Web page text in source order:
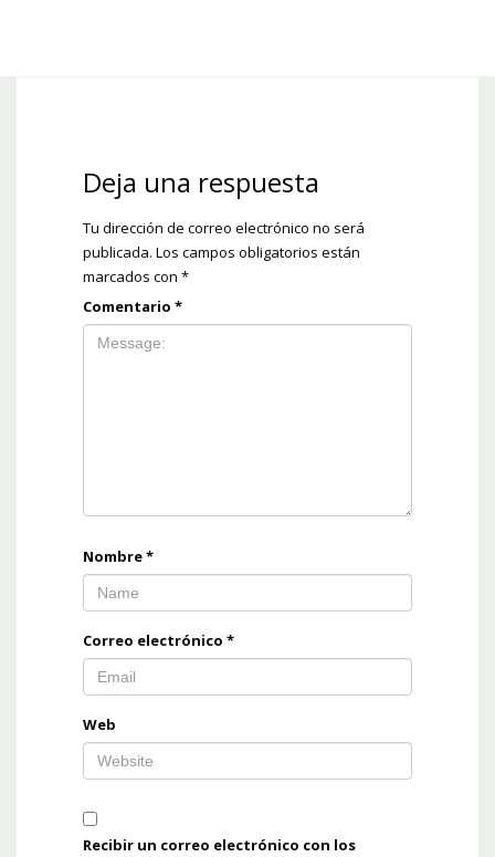
Deja una respuesta
Tu dirección de correo electrónico no será
publicada. Los campos obligatorios están
marcados con *
Comentario *
Nombre*
Correo electrónico *
Web
Recibir un correo electrónico con los